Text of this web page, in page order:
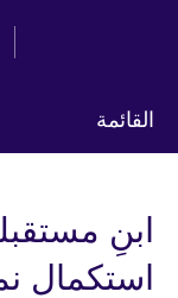
القائمة
ابنِ
استكمال